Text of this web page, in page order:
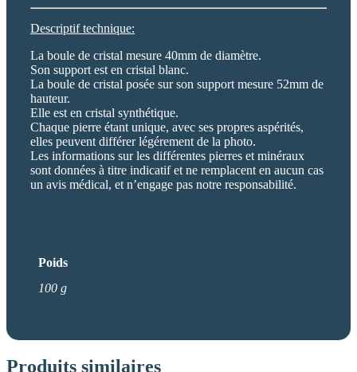
Descriptif technique:
La boule de cristal mesure 40mm de diamètre.
Son support est en cristal blanc.
La boule de cristal posée sur son support mesure 52mm de
hauteur.
Elle est en cristal synthétique.
Chaque pierre étant unique, avec ses propres aspérités,
elles peuvent différer légérement de la photo.
Les informations sur les différentes pierres et minéraux
sont données à titre indicatif et ne remplacent en aucun cas
un avis médical, et n’engage pas notre responsabilité.
Poids
100 g
Produits similaires